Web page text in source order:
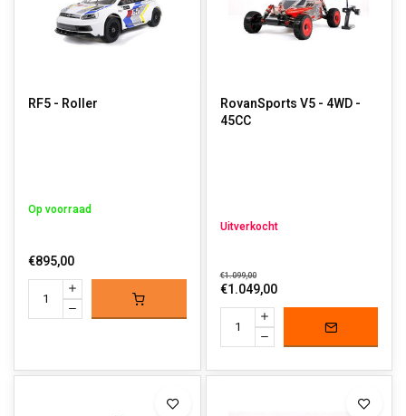
RF5 - Roller
Op voorraad
€895,00
RovanSports V5 - 4WD -
45CC
Uitverkocht
€1.099,00
€1.049,00